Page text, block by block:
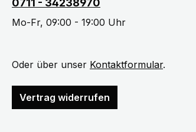
0711 - 34238970
Mo-Fr, 09:00 - 19:00 Uhr
Oder über unser Kontaktformular.
Vertrag widerrufen